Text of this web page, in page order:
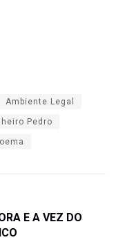
Ambiente Legal
Pedro
E A VEZ DO